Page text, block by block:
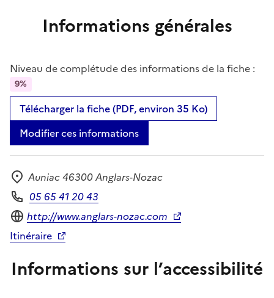
Informations générales
Niveau de complétude des informations de la fiche :
9%
Télécharger la fiche (PDF, environ 35 Ko)
Modifier ces informations
Adresse
Auniac 46300 Anglars-Nozac
Téléphone
05 65 41 20 43
Site internet
http://www.anglars-nozac.com
Itinéraire
Informations sur l’accessibilité